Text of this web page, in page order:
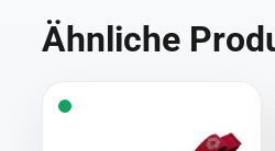
Ähnliche